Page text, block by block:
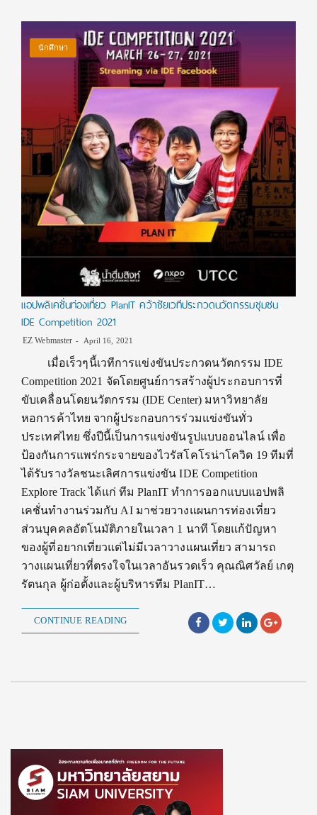
นักศึกษา
แอปพลิเคชั่นท่องเที่ยว PlanIT คว้าชัยเวทีประกวดนวัตกรรมชุมชน
IDE Competition 2021
EZ Webmaster April 16, 2021
เมื่อเร็วๆนี้เวทีการแข่งขันประกวดนวัตกรรม IDE
Competition 2021 จัดโดยศูนย์การสร้างผู้ประกอบการที่
ขับเคลื่อนโดยนวัตกรรม (IDE Center) มหาวิทยาลัย
หอการค้าไทย จากผู้ประกอบการร่วมแข่งขันทั่ว
ประเทศไทย ซึ่งปีนี้เป็นการแข่งขันรูปแบบออนไลน์ เพื่อ
ป้องกันการแพร่กระจายของไวรัสโคโรน่าโควิด 19 ทีมที่
ได้รับรางวัลชนะเลิศการแข่งขัน IDE Competition
Explore Track ได้แก่ ทีม PlanIT ทำการออกแบบแอปพลิ
เคชั่นทำงานร่วมกับ AI มาช่วยวางแผนการท่องเที่ยว
ส่วนบุคคลอัตโนมัติภายในเวลา 1 นาที โดยแก้ปัญหา
ของผู้ที่อยากเที่ยวแต่ไม่มีเวลาวางแผนเที่ยว สามารถ
วางแผนเที่ยวที่ตรงใจในเวลาอันรวดเร็ว คุณณิศวัลย์ เกตุ
รัตนกุล ผู้ก่อตั้งและผู้บริหารทีม PlanIT…
CONTINUE READING